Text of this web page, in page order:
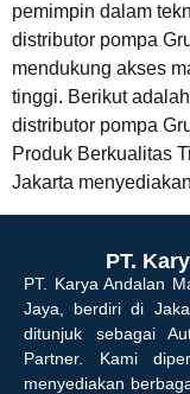
pemimpin dalam
distributor pompa
mendukung akses
tinggi. Berikut
distributor pompa
Produk Berkualitas
Jakarta
PT.
PT. Karya Andalan
Jaya, berdiri di
ditunjuk sebagai
Partner. Kami
menyediakan